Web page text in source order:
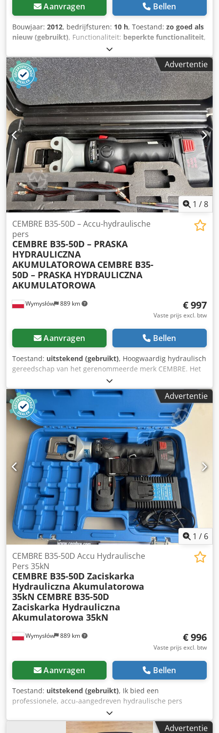
Aanvragen Bellen
Bouwjaar: 2012, bedrijfsturen: 10 h, Toestand: zo goed als
nieuw (gebruikt), Functionaliteit: beperkte functionaliteit,
De generator is ingezet bij de ontwikkeling van een
verticale windturbine, maar is slechts enkele uren gebruikt
omdat dit ontwikkelingsstadium is stopgezet. De
schakelkasten zijn door een professioneel bedrijf in
Offenburg afgestemd op, of samengesteld met, de
generator. Dcsdjyl Nntspfx Ahrek Ik ben blij als de
apparatuur een nieuwe toepassing vindt. Prijs is
bespreekbaar bij afhalen.
Advertentie
1 /8
Wymysłów 889 km
CEMBRE B35-50D – Accu-hydraulische
pers
CEMBRE B35-50D – PRASKA
HYDRAULICZNA
AKUMULATOROWA CEMBRE B35-
50D – PRASKA HYDRAULICZNA
AKUMULATOROWA
€ 997
Vaste prijs excl. btw
Aanvragen Bellen
Toestand: uitstekend (gebruikt), Hoogwaardig hydraulisch
gereedschap van het gerenommeerde merk CEMBRE. Het
apparaat biedt een hoge perskracht en comfortabel
werken dankzij de accuvoeding.\n\nRobuuste constructie
en betrouwbaarheid – gebruikt in professionele
toepassingen.\n\n📊 Technische gegevens:\nFabrikant:
CEMBRE\nModel: B35-50D\nPerskracht: 35 kN (ca. 4
ton)\nMax. doorsnede: tot 150 mm² (Cu)\nVoeding:
accu\nBouwjaar: 2010\n📦 Leveringsomvang:\nCEMBRE
hydraulische
pers\nAccu\nLader\nTransportkoffer\nDocumentatie\nExtr
a accessoires zichtbaar op de foto's\n📦 Staat:\nZeer goede
technische staat\nVolledig functionerend\nNormale
gebruikssporen\nDirect klaar voor gebruik Dcsdey H
Rdgepfx Ahrsk
Advertentie
1 / 6
Wymysłów 889 km
CEMBRE B35-50D Accu Hydraulische
Pers 35kN
CEMBRE B35-50D Zaciskarka
Hydrauliczna Akumulatorowa
35kN CEMBRE B35-50D
Zaciskarka Hydrauliczna
Akumulatorowa 35kN
€ 996
Vaste prijs excl. btw
Aanvragen Bellen
Toestand: uitstekend (gebruikt), Ik bied een
professionele, accu-aangedreven hydraulische pers
CEMBRE B35-50D aan – een hoogwaardig gereedschap
voor industriële toepassingen. Het apparaat verkeert in
Advertentie